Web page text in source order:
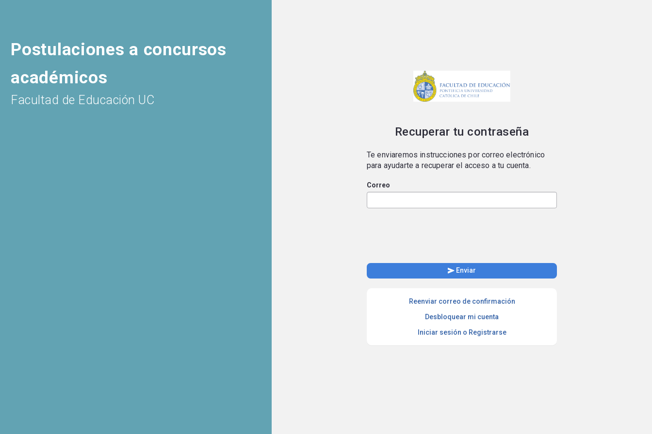
Postulaciones a concursos
académicos
Facultad de Educación UC
Recuperar tu contraseña
Te enviaremos instrucciones por correo electrónico
para ayudarte a recuperar el acceso a tu cuenta.
Correo
send Enviar
Reenviar correo de confirmación
Desbloquear mi cuenta
Iniciar sesión o Registrarse